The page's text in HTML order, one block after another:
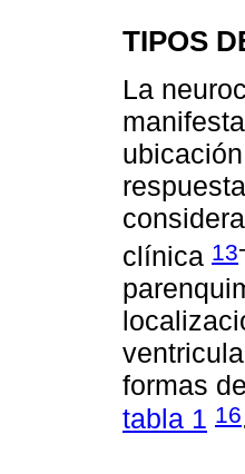
TIPOS
La
clínica 13-
formas
tabla 1 16